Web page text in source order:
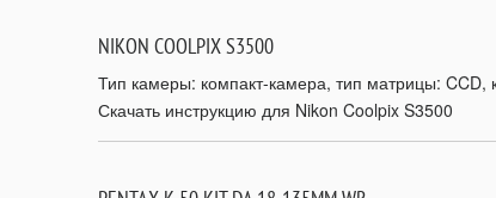
NIKON COOLPIX S3500
Тип камеры: компакт-камера, тип матрицы:
Скачать инструкцию для Nikon Coolpix S3500